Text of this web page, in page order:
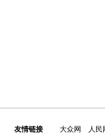
友情链接 大众网 人